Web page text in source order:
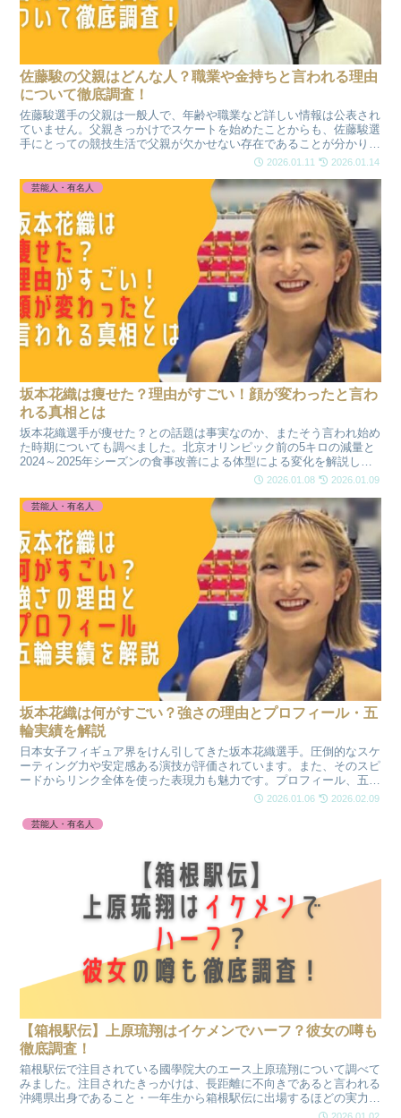
佐藤駿の父親はどんな人？職業や金持ちと言われる理由
について徹底調査！
佐藤駿選手の父親は一般人で、年齢や職業など詳しい情報は公表され
ていません。父親きっかけでスケートを始めたことからも、佐藤駿選
手にとっての競技生活で父親が欠かせない存在であることが分かりま
す。エピソードをもとに、父親の人物像や金持ちと言われる理由、家
2026.01.11 2026.01.14
芸能人・有名人
坂本花織は痩せた？理由がすごい！顔が変わったと言わ
れる真相とは
坂本花織選手が痩せた？との話題は事実なのか、またそう言われ始め
た時期についても調べました。北京オリンピック前の5キロの減量と
2024～2025年シーズンの食事改善による体型による変化を解説しま
す。また顔が変わった、可愛くなったと言われる理由もわかりやすく
2026.01.08 2026.01.09
芸能人・有名人
坂本花織は何がすごい？強さの理由とプロフィール・五
輪実績を解説
日本女子フィギュア界をけん引してきた坂本花織選手。圧倒的なスケ
ーティング力や安定感ある演技が評価されています。また、そのスピ
ードからリンク全体を使った表現力も魅力です。プロフィール、五輪
メダルや世界選手権3連覇の実績を解説。今シーズン限りでの引退表
2026.01.06 2026.02.09
芸能人・有名人
【箱根駅伝】上原琉翔はイケメンでハーフ？彼女の噂も
徹底調査！
箱根駅伝で注目されている國學院大のエース上原琉翔について調べて
みました。注目されたきっかけは、長距離に不向きであると言われる
沖縄県出身であること・一年生から箱根駅伝に出場するほどの実力で
した。上原琉翔選手のハーフ説や、イケメンと話題の理由、彼女の噂